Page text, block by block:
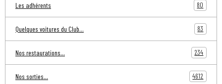
Les adhérents 80
Quelques voitures du Club... 83
Nos restaurations... 234
Nos sorties... 4612